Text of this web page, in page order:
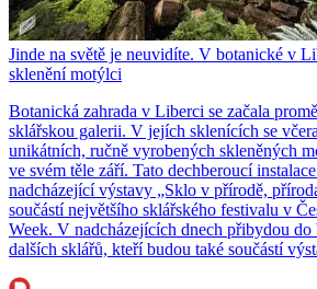
Jinde na světě je neuvidíte. V botanické v
sklenění motýlci
Botanická zahrada v Liberci se začala
sklářskou galerii. V jejích sklenících se
unikátních, ručně vyrobených skleněných
ve svém těle září. Tato dechberoucí
nadcházející výstavy „Sklo v přírodě,
součástí největšího sklářského festivalu v
Week. V nadcházejících dnech přibydou do
dalších sklářů, kteří budou také součástí